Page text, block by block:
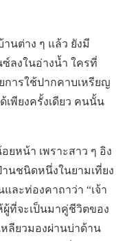
นต่าง ๆ แล้ว ยังมี
ลงในอ่างน้ำ ใครที่
ารใช้ปากคาบเหรียญ
พียงครั้งเดียว คนนั้น
ยหน้า เพราะสาว ๆ อิง
นชนิดหนึ่งในยามเที่ยง
ละท่องคาถาว่า “เจ้า
ที่จะเป็นมาคู่ชีวิตของ
ลียวมองผ่านบ่าด้าน